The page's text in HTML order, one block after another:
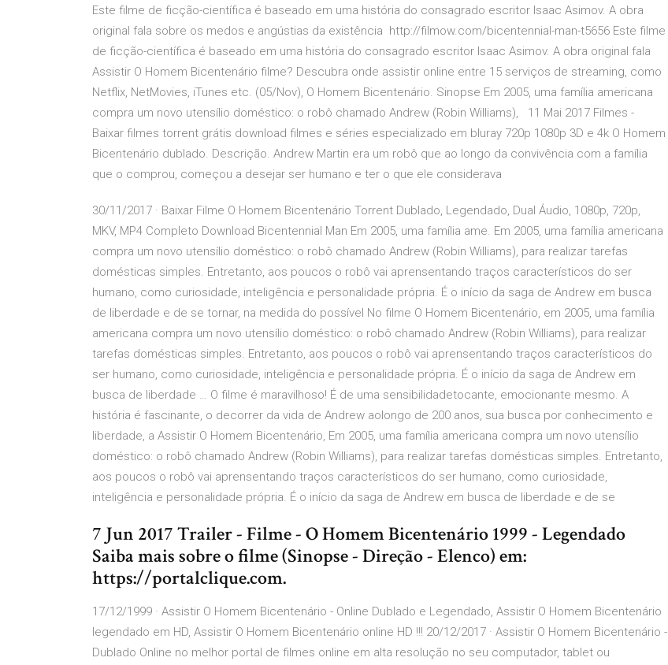
Este filme de ficção-científica é baseado em uma história do consagrado escritor Isaac Asimov. A obra
original fala sobre os medos e angústias da existência http://filmow.com/bicentennial-man-t5656 Este filme
de ficção-científica é baseado em uma história do consagrado escritor Isaac Asimov. A obra original fala
Assistir O Homem Bicentenário filme? Descubra onde assistir online entre 15 serviços de streaming, como
Netflix, NetMovies, iTunes etc. (05/Nov), O Homem Bicentenário. Sinopse Em 2005, uma família americana
compra um novo utensílio doméstico: o robô chamado Andrew (Robin Williams), 11 Mai 2017 Filmes -
Baixar filmes torrent grátis download filmes e séries especializado em bluray 720p 1080p 3D e 4k O Homem
Bicentenário dublado. Descrição. Andrew Martin era um robô que ao longo da convivência com a família
que o comprou, começou a desejar ser humano e ter o que ele considerava
30/11/2017 · Baixar Filme O Homem Bicentenário Torrent Dublado, Legendado, Dual Áudio, 1080p, 720p,
MKV, MP4 Completo Download Bicentennial Man Em 2005, uma família ame. Em 2005, uma família americana
compra um novo utensílio doméstico: o robô chamado Andrew (Robin Williams), para realizar tarefas
domésticas simples. Entretanto, aos poucos o robô vai aprensentando traços característicos do ser
humano, como curiosidade, inteligência e personalidade própria. É o início da saga de Andrew em busca
de liberdade e de se tornar, na medida do possível No filme O Homem Bicentenário, em 2005, uma família
americana compra um novo utensílio doméstico: o robô chamado Andrew (Robin Williams), para realizar
tarefas domésticas simples. Entretanto, aos poucos o robô vai aprensentando traços característicos do
ser humano, como curiosidade, inteligência e personalidade própria. É o início da saga de Andrew em
busca de liberdade … O filme é maravilhoso! É de uma sensibilidadetocante, emocionante mesmo. A
história é fascinante, o decorrer da vida de Andrew aolongo de 200 anos, sua busca por conhecimento e
liberdade, a Assistir O Homem Bicentenário, Em 2005, uma família americana compra um novo utensílio
doméstico: o robô chamado Andrew (Robin Williams), para realizar tarefas domésticas simples. Entretanto,
aos poucos o robô vai aprensentando traços característicos do ser humano, como curiosidade,
inteligência e personalidade própria. É o início da saga de Andrew em busca de liberdade e de se
7 Jun 2017 Trailer - Filme - O Homem Bicentenário 1999 - Legendado
Saiba mais sobre o filme (Sinopse - Direção - Elenco) em:
https://portalclique.com.
17/12/1999 · Assistir O Homem Bicentenário - Online Dublado e Legendado, Assistir O Homem Bicentenário
legendado em HD, Assistir O Homem Bicentenário online HD !!! 20/12/2017 · Assistir O Homem Bicentenário -
Dublado Online no melhor portal de filmes online em alta resolução no seu computador, tablet ou